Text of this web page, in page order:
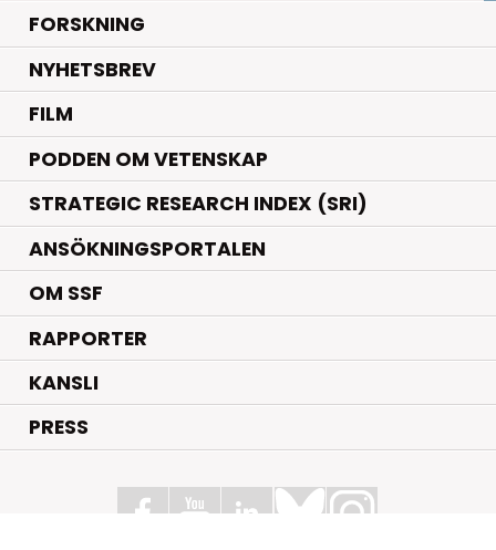
FORSKNING.
NYHETSBREV
FILM
PODDEN OM VETENSKAP
STRATEGIC RESEARCH INDEX (SRI)
ANSÖKNINGSPORTALEN
OM SSF
RAPPORTER
KANSLI
PRESS